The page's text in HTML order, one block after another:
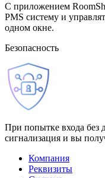
С приложением
PMS систему и
одном окне.
Безопасность
При попытке входа без
сигнализация и вы
Компания
Реквизиты